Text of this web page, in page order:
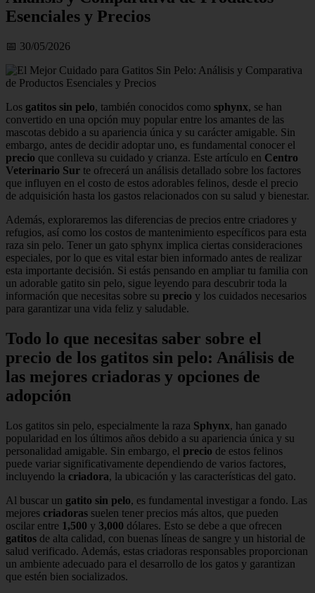
Esenciales y Precios
📅 30/05/2026
Los gatitos sin pelo, también conocidos como sphynx, se han
convertido en una opción muy popular entre los amantes de las
mascotas debido a su apariencia única y su carácter amigable. Sin
embargo, antes de decidir adoptar uno, es fundamental conocer el
precio que conlleva su cuidado y crianza. Este artículo en Centro
Veterinario Sur te ofrecerá un análisis detallado sobre los factores
que influyen en el costo de estos adorables felinos, desde el precio
de adquisición hasta los gastos relacionados con su salud y bienestar.
Además, exploraremos las diferencias de precios entre criadores y
refugios, así como los costos de mantenimiento específicos para esta
raza sin pelo. Tener un gato sphynx implica ciertas consideraciones
especiales, por lo que es vital estar bien informado antes de realizar
esta importante decisión. Si estás pensando en ampliar tu familia con
un adorable gatito sin pelo, sigue leyendo para descubrir toda la
información que necesitas sobre su precio y los cuidados necesarios
para garantizar una vida feliz y saludable.
Todo lo que necesitas saber sobre el
precio de los gatitos sin pelo: Análisis de
las mejores criadoras y opciones de
adopción
Los gatitos sin pelo, especialmente la raza Sphynx, han ganado
popularidad en los últimos años debido a su apariencia única y su
personalidad amigable. Sin embargo, el precio de estos felinos
puede variar significativamente dependiendo de varios factores,
incluyendo la criadora, la ubicación y las características del gato.
Al buscar un gatito sin pelo, es fundamental investigar a fondo. Las
mejores criadoras suelen tener precios más altos, que pueden
oscilar entre 1,500 y 3,000 dólares. Esto se debe a que ofrecen
gatitos de alta calidad, con buenas líneas de sangre y un historial de
salud verificado. Además, estas criadoras responsables proporcionan
un ambiente adecuado para el desarrollo de los gatos y garantizan
que estén bien socializados.